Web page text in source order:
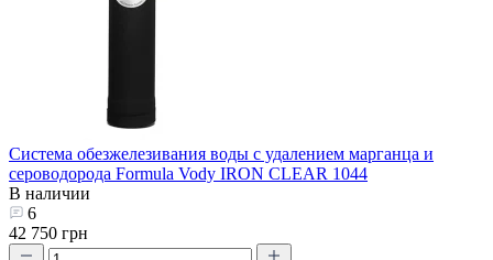
Система обезжелезивания воды с удалением марганца и
сероводорода Formula Vody IRON CLEAR 1044
В наличии
6
42 750 грн